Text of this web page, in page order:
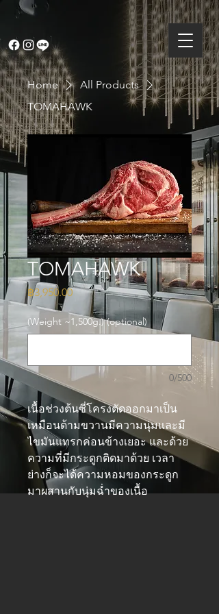
Home
All Products
TOMAHAWK
TOMAHAWK
฿3,950.00Price
(Weight ~1,500g.) (optional)
0/500
เนื้อช่วงต้นซี่โครงตัดออกมาเป็น
เหมือนด้ามขวานมีความนุ่มและมี
ไขมันแทรกค่อนข้างเยอะ และด้วย
ความที่มีกระดูกติดมาด้วย เวลา
ย่างก็จะได้ความหอมของกระดูก
มาผสานกับนุ่มฉ่ำของเนื้อ